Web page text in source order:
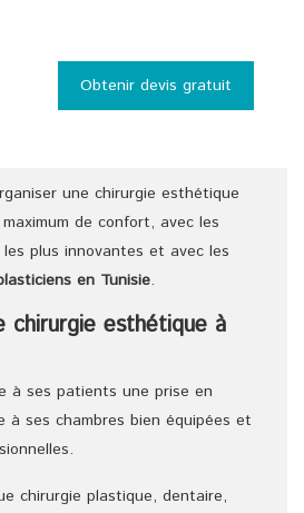
Obtenir devis gratuit
une chirurgie esthétique
de confort, avec les
plus innovantes et avec les
en Tunisie.
esthétique à
à ses patients une prise en
à ses chambres bien équipées et
chirurgie plastique, dentaire,